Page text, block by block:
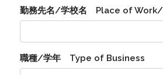
勤務先名/学校名 Place of
職種/学年 Type of Business